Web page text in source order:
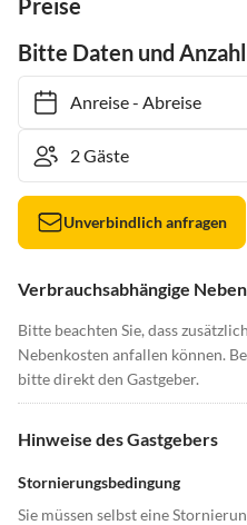
Preise
Bitte Daten und
Anreise- Abreise
Unverbindlich anfragen
Verbrauchsabhängige
Bitte beachten Sie, dass
Nebenkosten anfallen können.
bitte direkt den Gastgeber.
Hinweise des Gastgebers
Stornierungsbedingung
Sie müssen selbst eine